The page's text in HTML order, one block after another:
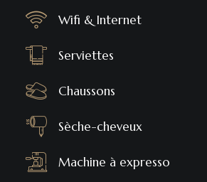
Wifi & Internet
Serviettes
Chaussons
Sèche-cheveux
Machine à expresso